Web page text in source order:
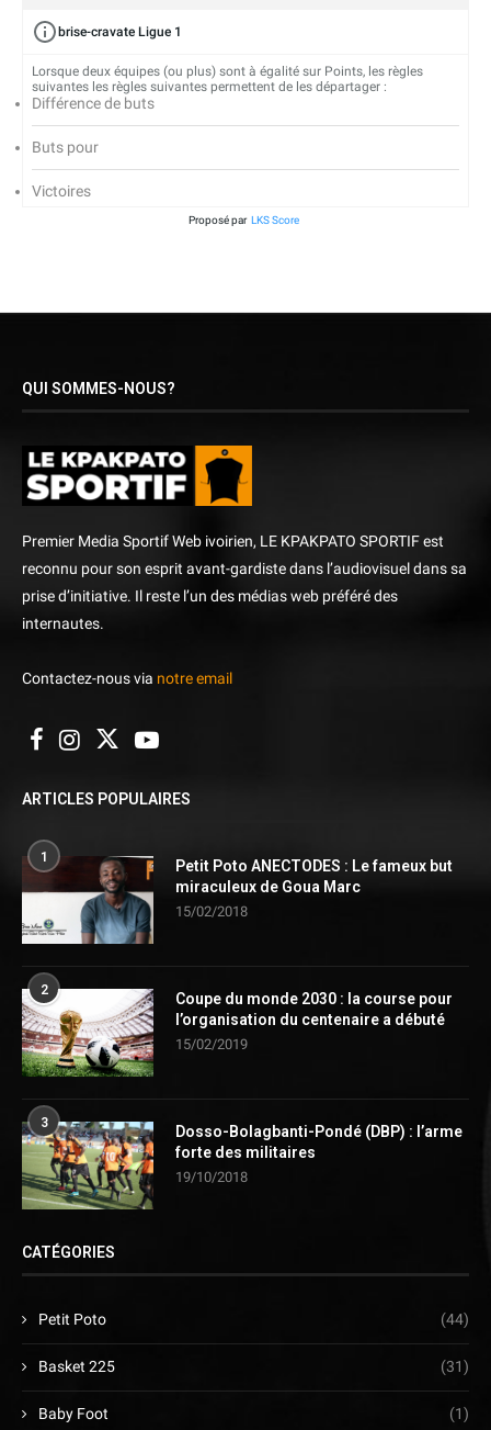
brise-cravate Ligue 1
Lorsque deux équipes (ou plus) sont à égalité sur Points, les règles
suivantes les règles suivantes permettent de les départager :
Différence de buts
Buts pour
Victoires
Proposé par LKS Score
QUI SOMMES-NOUS?
Premier Media Sportif Web ivoirien, LE KPAKPATO SPORTIF est
reconnu pour son esprit avant-gardiste dans l’audiovisuel dans sa
prise d’initiative. Il reste l’un des médias web préféré des
internautes.
Contactez-nous via notre email
ARTICLES POPULAIRES
1
Petit Poto ANECTODES : Le fameux but
miraculeux de Goua Marc
15/02/2018
2
Coupe du monde 2030 : la course pour
l’organisation du centenaire a débuté
15/02/2019
3
Dosso-Bolagbanti-Pondé (DBP) : l’arme
forte des militaires
19/10/2018
CATÉGORIES
Petit Poto (44)
Basket 225 (31)
Baby Foot (1)